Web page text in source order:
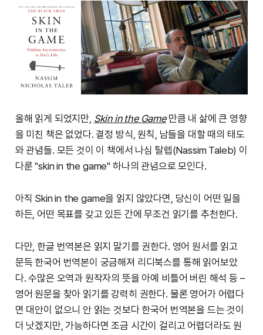
올해 읽게 되었지만, Skin in the Game 만큼 내 삶에 큰 영향
을 미친 책은 없었다. 결정 방식, 원칙, 남들을 대할 때의 태도
와 관념들. 모든 것이 이 책에서 나심 탈렙(Nassim Taleb) 이
다룬 "skin in the game" 하나의 관념으로 모인다.
아직 Skin in the game을 읽지 않았다면, 당신이 어떤 일을
하든, 어떤 목표를 갖고 있든 간에 무조건 읽기를 추천한다.
다만, 한글 번역본은 읽지 말기를 권한다. 영어 원서를 읽고
문득 한국어 번역본이 궁금해져 리디북스를 통해 읽어보았
다. 수많은 오역과 원작자의 뜻을 아예 비틀어 버린 해석 등 –
영어 원문을 찾아 읽기를 강력히 권한다. 물론 영어가 어렵다
면 대안이 없으니 안 읽는 것보다 한국어 번역본을 드는 것이
더 낫겠지만, 가능하다면 조금 시간이 걸리고 어렵더라도 원